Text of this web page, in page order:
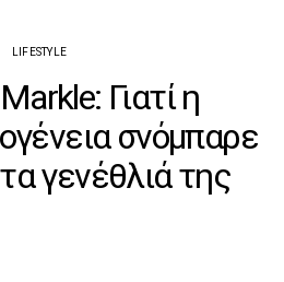
LIFESTYLE
Γιατί η
σνόμπαρε
γενέθλιά της